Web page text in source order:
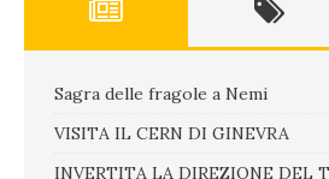
Sagra delle fragole a Nemi
VISITA IL CERN DI GINEVRA
INVERTITA LA DIREZIONE DEL